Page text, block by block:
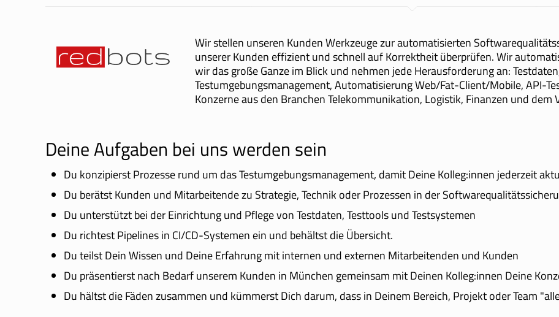
Wir stellen unseren Kunden Werkzeuge zur automatisierten
unserer Kunden effizient und schnell auf Korrektheit überprüfen. Wir
wir das große Ganze im Blick und nehmen jede Herausforderung an:
Testumgebungsmanagement, Automatisierung Web/Fat-Client/Mobile, API-
Konzerne aus den Branchen Telekommunikation, Logistik, Finanzen und dem
Deine Aufgaben bei uns werden sein
Du konzipierst Prozesse rund um das Testumgebungsmanagement, damit Deine Kolleg:innen jederzeit
Du berätst Kunden und Mitarbeitende zu Strategie, Technik oder Prozessen in der
Du unterstützt bei der Einrichtung und Pflege von Testdaten, Testtools und Testsystemen
Du richtest Pipelines in CI/CD-Systemen ein und behältst die Übersicht.
Du teilst Dein Wissen und Deine Erfahrung mit internen und externen Mitarbeitenden und Kunden
Du präsentierst nach Bedarf unserem Kunden in München gemeinsam mit Deinen Kolleg:innen Deine
Du hältst die Fäden zusammen und kümmerst Dich darum, dass in Deinem Bereich, Projekt oder Team